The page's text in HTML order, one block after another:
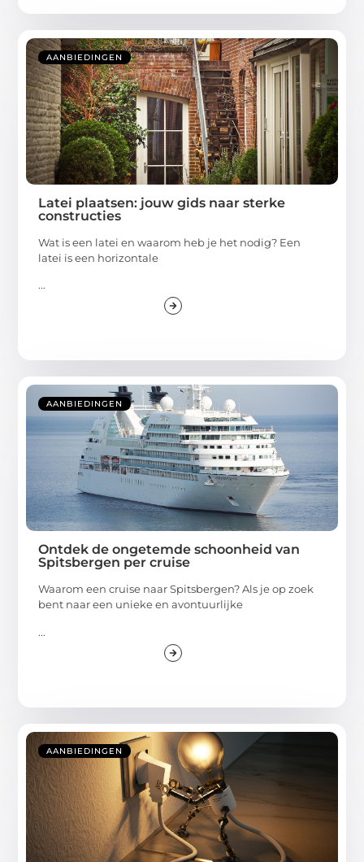
AANBIEDINGEN
Latei plaatsen: jouw gids naar sterke
constructies
Wat is een latei en waarom heb je het nodig? Een
latei is een horizontale
...
AANBIEDINGEN
Ontdek de ongetemde schoonheid van
Spitsbergen per cruise
Waarom een cruise naar Spitsbergen? Als je op zoek
bent naar een unieke en avontuurlijke
...
AANBIEDINGEN